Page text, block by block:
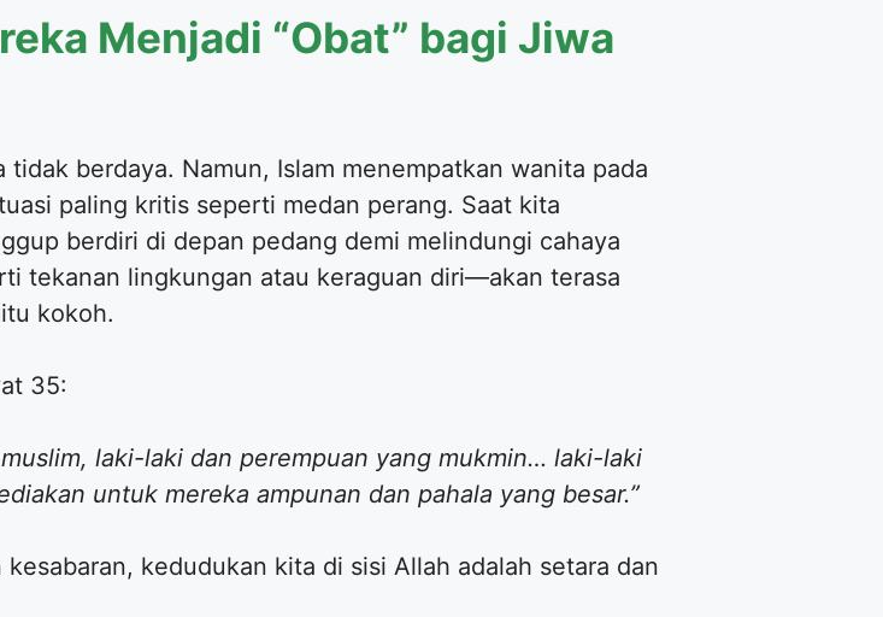
Menjadi “Obat” bagi Jiwa
tidak berdaya. Namun, Islam menempatkan wanita pada
paling kritis seperti medan perang. Saat kita
berdiri di depan pedang demi melindungi cahaya
tekanan lingkungan atau keraguan diri—akan terasa
kokoh.
35:
laki-laki dan perempuan yang mukmin… laki-laki
untuk mereka ampunan dan pahala yang besar.”
kedudukan kita di sisi Allah adalah setara dan